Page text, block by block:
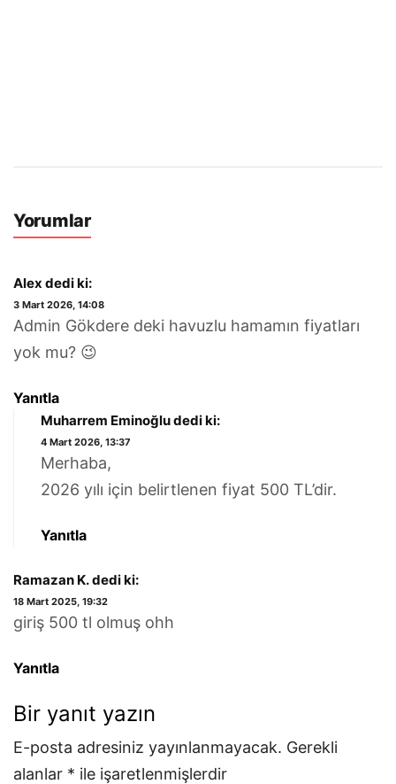
Yorumlar
Alex dedi ki:
3 Mart 2026, 14:08
Admin Gökdere deki havuzlu hamamın fiyatları
yok mu? 😉
Yanıtla
Muharrem Eminoğludedi ki:
4 Mart 2026, 13:37
Merhaba,
2026 yılı için belirtlenen fiyat 500 TL’dir.
Yanıtla
Ramazan K.dedi ki:
18 Mart 2025, 19:32
giriş 500 tl olmuş ohh
Yanıtla
Bir yanıt yazın
E-posta adresiniz yayınlanmayacak. Gerekli
alanlar * ile işaretlenmişlerdir